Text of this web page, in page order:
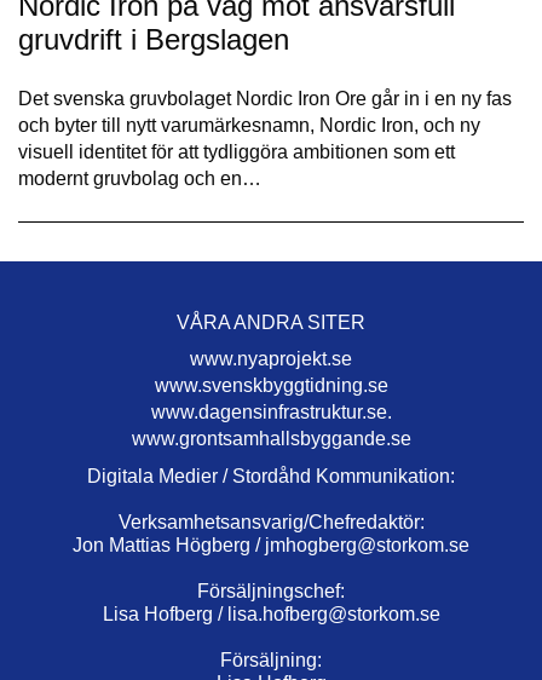
gruvdrift i Bergslagen
Det svenska gruvbolaget Nordic Iron Ore går in i en ny fas
och byter till nytt varumärkesnamn, Nordic Iron, och ny
visuell identitet för att tydliggöra ambitionen som ett
modernt gruvbolag och en…
VÅRA ANDRA SITER
www.nyaprojekt.se
www.svenskbyggtidning.se
www.dagensinfrastruktur.se.
www.grontsamhallsbyggande.se
Digitala Medier / Stordåhd Kommunikation:
Verksamhetsansvarig/Chefredaktör:
Jon Mattias Högberg / jmhogberg@storkom.se
Försäljningschef:
Lisa Hofberg / lisa.hofberg@storkom.se
Försäljning: